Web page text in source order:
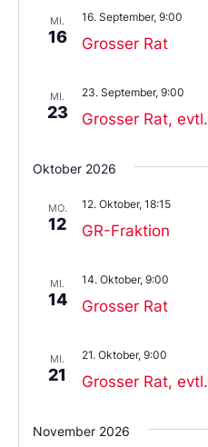
MI.
16 Grosser Rat
16. September, 9:00
MI.
23 Grosser Rat,
23. September, 9:00
Oktober 2026
MO.
12 GR-Fraktion
12. Oktober, 18:15
MI.
14 Grosser Rat
14. Oktober, 9:00
MI.
21 Grosser Rat,
21. Oktober, 9:00
November 2026